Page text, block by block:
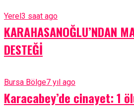
Yerel3 saat ago
KARAHASANOĞLU’NDAN
DESTEĞİ
Bursa Bölge7 yıl ago
Karacabey’de cinayet: 1